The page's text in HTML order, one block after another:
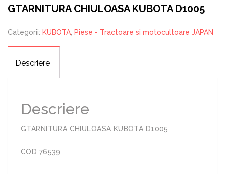
GTARNITURA CHIULOASA KUBOTA D1005
Categorii: KUBOTA Piese - Tractoare si motocultoare JAPAN
Descriere
Descriere
GTARNITURA CHIULOASA KUBOTA D1005
COD 76539